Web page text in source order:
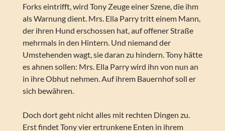
Forks eintrifft, wird Tony Zeuge einer Szene, die ihm
als Warnung dient. Mrs. Ella Parry tritt einem Mann,
der ihren Hund erschossen hat, auf offener Straße
mehrmals in den Hintern. Und niemand der
Umstehenden wagt, sie daran zu hindern. Tony hätte
es ahnen sollen: Mrs. Ella Parry wird ihn von nun an
in ihre Obhut nehmen. Auf ihrem Bauernhof soll er
sich bewähren.
Doch dort geht nicht alles mit rechten Dingen zu.
Erst findet Tony vier ertrunkene Enten in ihrem